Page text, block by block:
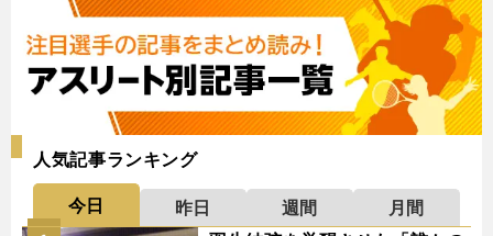
人気記事ランキング
今日 昨日 週間
月間